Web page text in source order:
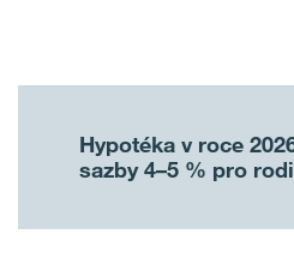
Hypotéka v roce
sazby 4–5 % pro